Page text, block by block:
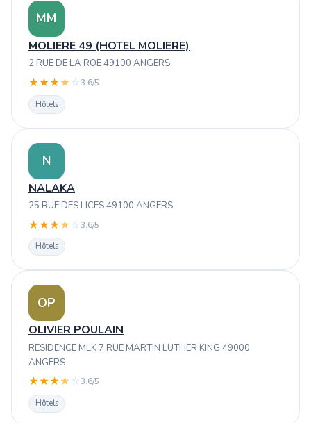
MM
MOLIERE 49 (HOTEL MOLIERE)
2 RUE DE LA ROE 49100 ANGERS
★★★★ ☆3.6/5
Hôtels
N
NALAKA
25 RUE DES LICES 49100 ANGERS
★★★★ ☆3.6/5
Hôtels
OP
OLIVIER POULAIN
RESIDENCE MLK 7 RUE MARTIN LUTHER KING 49000
ANGERS
★★★★ ☆3.6/5
Hôtels